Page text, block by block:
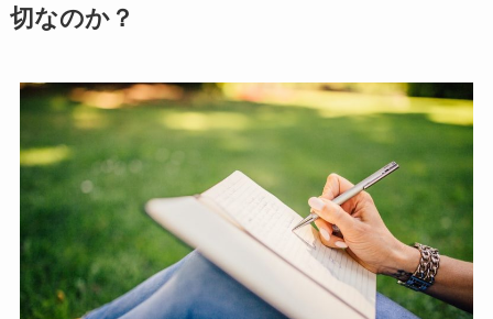
切なのか？